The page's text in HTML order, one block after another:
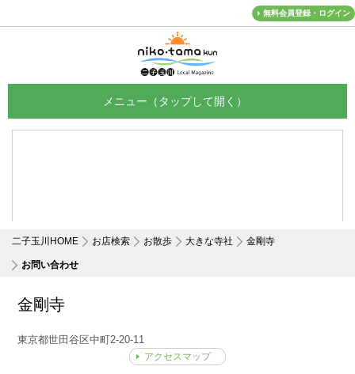
無料会員登録・ログイン
二子玉川HOME お店検索 お散歩 大きな寺社 金剛寺
お問い合わせ
金剛寺
東京都世田谷区中町2-20-11
アクセスマップ
メニュー